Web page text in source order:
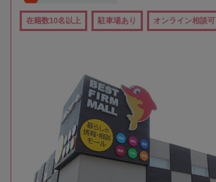
在籍数10名以上 駐車場あり オンライン相談可